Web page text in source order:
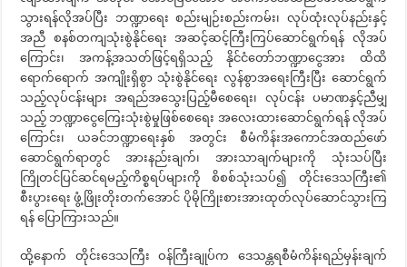
သွားရန်လိုအပ်ပြီး ဘဏ္ဍာရေး စည်းမျဉ်းစည်းကမ်း၊ လုပ်ထုံးလုပ်နည်းနှင့်
အညီ စနစ်တကျသုံးစွဲနိုင်ရေး အဆင့်ဆင့်ကြီးကြပ်ဆောင်ရွက်ရန် လိုအပ်
ကြောင်း၊ အကန့်အသတ်ဖြင့်ရရှိသည့် နိုင်ငံတော်ဘဏ္ဍာငွေအား ထိထိ
ရောက်ရောက် အကျိုးရှိစွာ သုံးစွဲနိုင်ရေး လွန်စွာအရေးကြီးပြီး ဆောင်ရွက်
သည့်လုပ်ငန်းများ အရည်အသွေးပြည့်မီစေရေး၊ လုပ်ငန်း ပမာဏနှင့်ညီမျှ
သည့် ဘဏ္ဍာငွေကြေးသုံးစွဲမှုဖြစ်စေရေး အလေးထားဆောင်ရွက်ရန် လိုအပ်
ကြောင်း၊ ယခင်ဘဏ္ဍာရေးနှစ် အတွင်း စီမံကိန်းအကောင်အထည်ဖော်
ဆောင်ရွက်ရာတွင် အားနည်းချက်၊ အားသာချက်များကို သုံးသပ်ပြီး
ကြိုတင်ပြင်ဆင်ရမည့်ကိစ္စရပ်များကို စိစစ်သုံးသပ်၍ တိုင်းဒေသကြီး၏
စီးပွားရေး ဖွံ့ဖြိုးတိုးတက်အောင် ပိုမိုကြိုးစားအားထုတ်လုပ်ဆောင်သွားကြ
ရန် ပြောကြားသည်။
ထို့နောက် တိုင်းဒေသကြီး ဝန်ကြီးချုပ်က ဒေသန္တရစီမံကိန်းရည်မှန်းချက်